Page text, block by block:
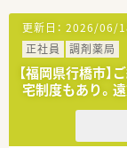
■調剤経験
保証される
■在宅医療
収630万円
■遠方から
する姿勢が
更新日： 2026/06/
正社員
調剤薬局
【福岡県行橋市
宅制度もあり。